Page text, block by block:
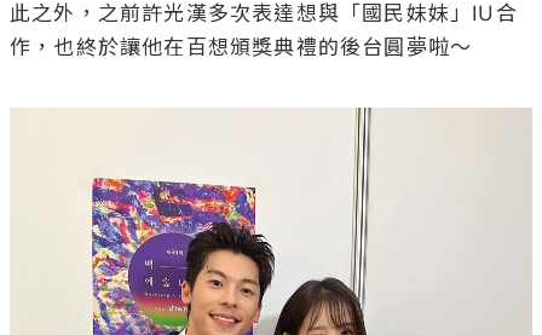
此之外，之前許光漢多次表達想與「國民妹妹」IU合
作，也終於讓他在百想頒獎典禮的後台圓夢啦～